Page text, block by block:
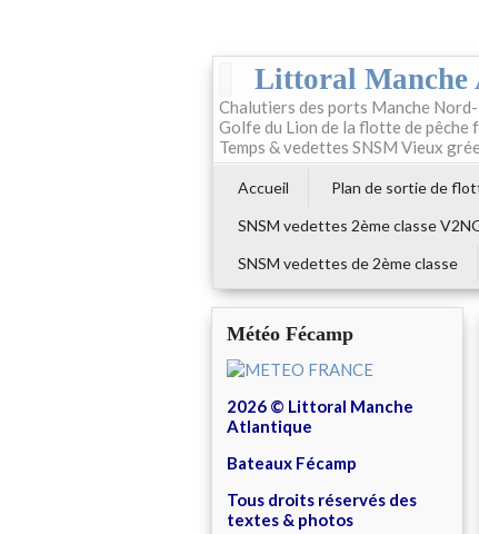
Littoral Manche
Chalutiers des ports Manche
Golfe du Lion de la flotte de pêche
Temps & vedettes SNSM Vieux
Accueil Plan de sortie de
SNSM vedettes 2ème classe
SNSM vedettes de 2ème classe
Météo Fécamp
2026 © Littoral Manche
Atlantique
Bateaux Fécamp
Tous droits réservés des
textes & photos